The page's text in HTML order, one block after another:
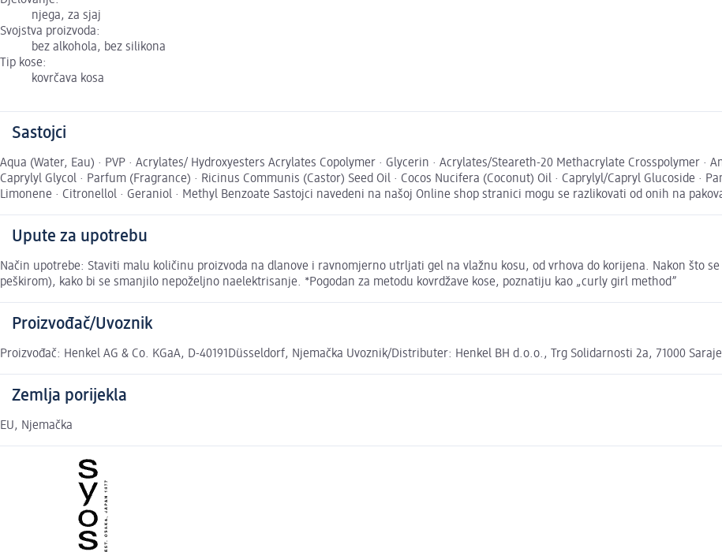
njega, za sjaj
Svojstva proizvoda:
bez alkohola, bez silikona
Tip kose:
kovrčava kosa
Sastojci
Aqua (Water, Eau) · PVP · Acrylates/ Hydroxyesters Acrylates Copolymer · Glycerin · Acrylates/Steareth-20 Methacrylate Crosspolymer ·
Caprylyl Glycol · Parfum (Fragrance) · Ricinus Communis (Castor) Seed Oil · Cocos Nucifera (Coconut) Oil · Caprylyl/Capryl Glucoside ·
Limonene · Citronellol · Geraniol · Methyl Benzoate Sastojci navedeni na našoj Online shop stranici mogu se razlikovati od onih na
Upute za upotrebu
Način upotrebe: Staviti malu količinu proizvoda na dlanove i ravnomjerno utrljati gel na vlažnu kosu, od vrhova do korijena. Nakon što
peškirom), kako bi se smanjilo nepoželjno naelektrisanje. *Pogodan za metodu kovrdžave kose, poznatiju kao „curly girl method”
Proizvođač/Uvoznik
Proizvođač: Henkel AG & Co. KGaA, D-40191Düsseldorf, Njemačka Uvoznik/Distributer: Henkel BH d.o.o., Trg Solidarnosti 2a, 71000
Zemlja porijekla
EU, Njemačka